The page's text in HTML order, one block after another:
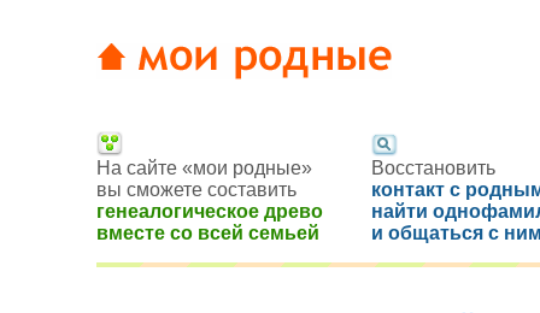
На сайте «мои родные»
вы сможете составить
генеалогическое древо
вместе со всей семьей
Восстановить
контакт с
найти
и общаться с